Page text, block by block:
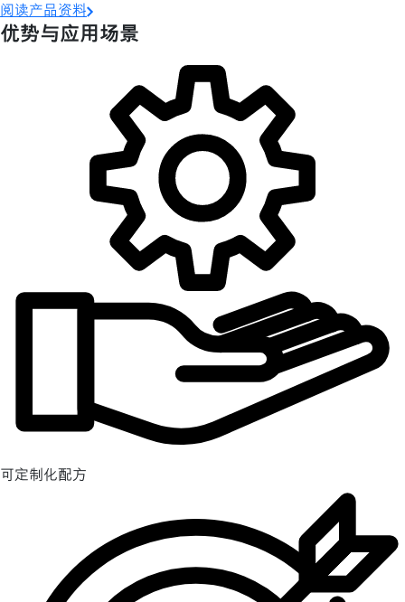
阅读产品资料
优势与应用场景
可定制化配方